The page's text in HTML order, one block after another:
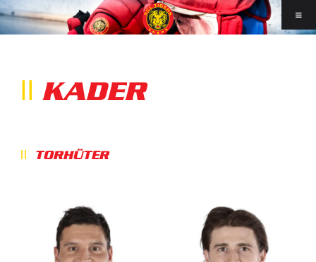
KADER
TORHÜTER
nicht nur in Online-Casinos zu wetten, sondern
auch in der Meisterschaft zwischen Miro Zried,
Michael Rusli und Steve Hirshi. Durch das